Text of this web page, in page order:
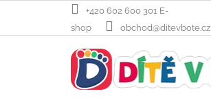
obsah
+420 602 600 301 E-
shop
obchod@ditevbote.cz